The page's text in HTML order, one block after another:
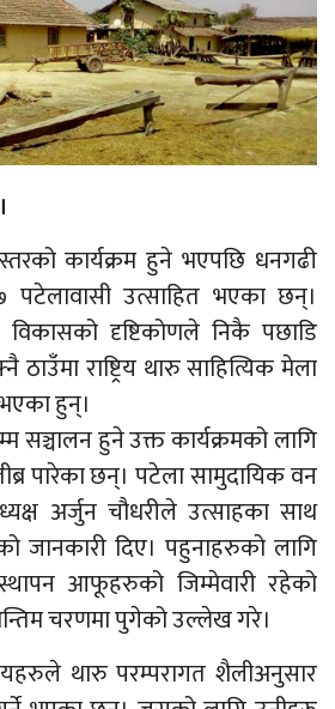
स्तरको कार्यक्रम हुने भएपछि धनगढी
पटेलावासी उत्साहित भएका छन्।
विकासको दृष्टिकोणले निकै पछाडि
राष्ट्रिय थारु साहित्यिक मेला
हुन्।
हुने उक्त कार्यक्रमको लागि
पारेका छन्। पटेला सामुदायिक वन
अर्जुन चौधरीले उत्साहका साथ
जानकारी दिए। पहुनाहरुको लागि
आफूहरुको जिम्मेवारी रहेको
चरणमा पुगेको उल्लेख गरे।
थारु परम्परागत शैलीअनुसार